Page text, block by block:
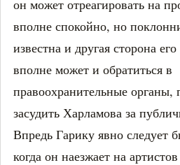
он может отреагировать на
вполне спокойно, но
известна и другая сторона
вполне может и обратиться в
правоохранительные органы,
засудить Харламова за
Впредь Гарику явно следует
когда он наезжает на